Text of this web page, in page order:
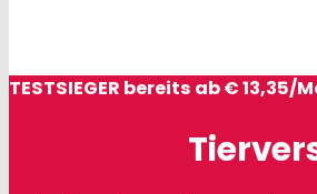
TESTSIEGER bereits ab € 13,35/